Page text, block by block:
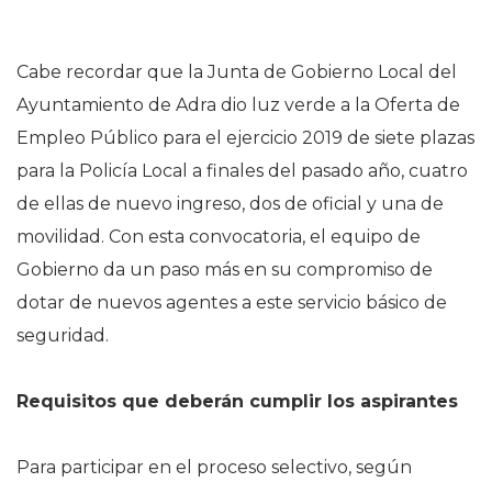
Cabe recordar que la Junta de Gobierno Local del
Ayuntamiento de Adra dio luz verde a la Oferta de
Empleo Público para el ejercicio 2019 de siete plazas
para la Policía Local a finales del pasado año, cuatro
de ellas de nuevo ingreso, dos de oficial y una de
movilidad. Con esta convocatoria, el equipo de
Gobierno da un paso más en su compromiso de
dotar de nuevos agentes a este servicio básico de
seguridad.
Requisitos que deberán cumplir los aspirantes
Para participar en el proceso selectivo, según